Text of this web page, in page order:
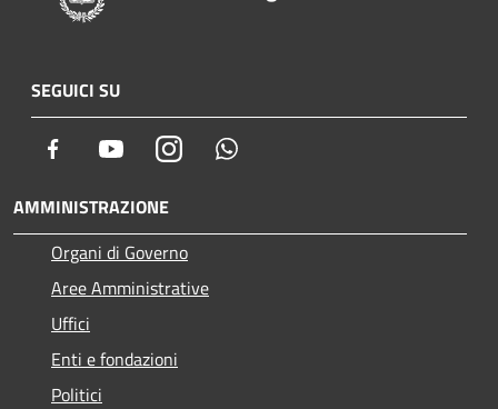
SEGUICI SU
Facebook YoutubeInstagram
AMMINISTRAZIONE
Organi di Governo
Aree Amministrative
Uffici
Enti e fondazioni
Politici